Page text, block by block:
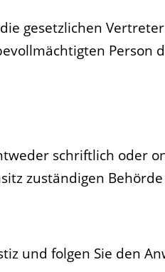
gesetzlichen
Person
schriftlich oder
zuständigen
und folgen Sie den